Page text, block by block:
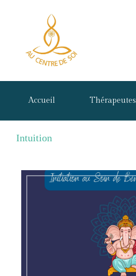
Accueil Thérapeutes
Intuition